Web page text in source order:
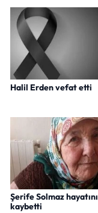
Halil Erden vefat etti
Şerife Solmaz hayatını
kaybetti